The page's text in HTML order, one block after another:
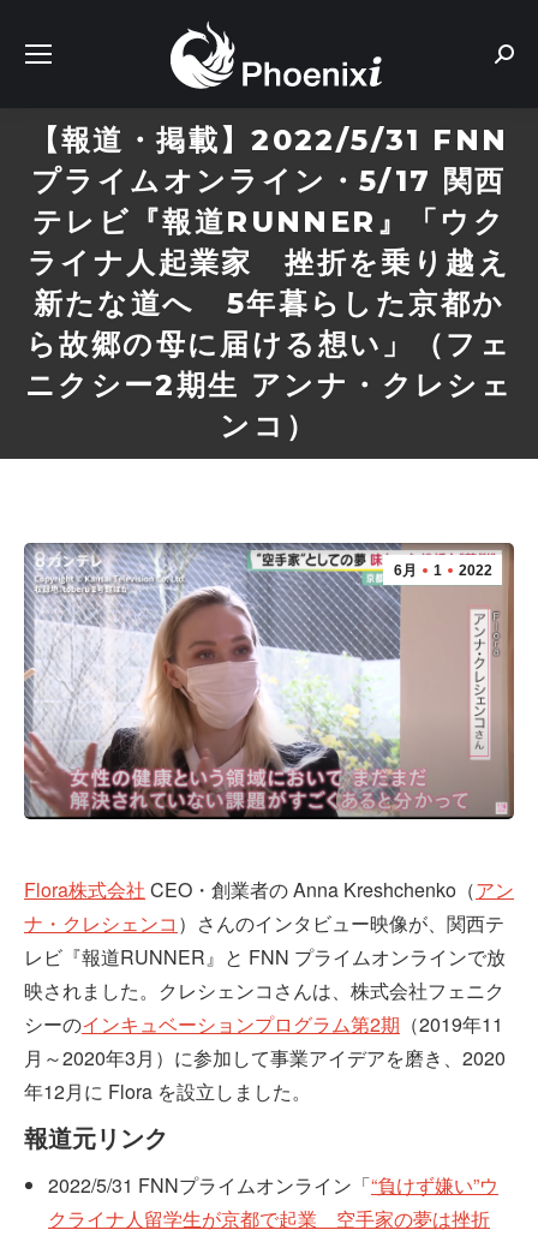
【報道・掲載】2022/5/31 FNN
プライムオンライン・5/17 関西
テレビ『報道RUNNER』「ウク
ライナ人起業家 挫折を乗り越え
新たな道へ 5年暮らした京都か
ら故郷の母に届ける想い」（フェ
ニクシー2期生 アンナ・クレシェ
ンコ）
6月 1 2022
Flora株式会社 CEO・創業者の Anna Kreshchenko（アン
ナ・クレシェンコ ）さんのインタビュー映像が、関西テ
レビ『報道RUNNER』と FNN プライムオンラインで放
映されました。クレシェンコさんは、株式会社フェニク
シーのインキュベーションプログラム第2期 （2019年11
月～2020年3月）に参加して事業アイデアを磨き、2020
年12月に Flora を設立しました。
報道元リンク
2022/5/31 FNNプライムオンライン「“負けず嫌い”ウ
クライナ人留学生が京都で起業 空手家の夢は挫折